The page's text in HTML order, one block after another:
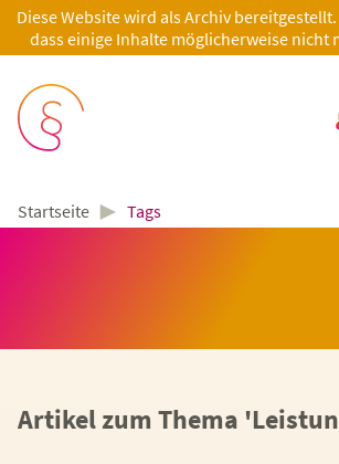
Diese Website wird als Archiv
dass einige Inhalte möglicherweise nicht
Startseite ► Tags
Artikel zum Thema